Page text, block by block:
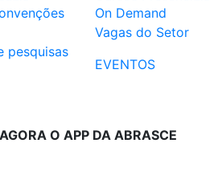
pesquisas
On Demand
Vagas do Setor
EVENTOS
O APP DA ABRASCE